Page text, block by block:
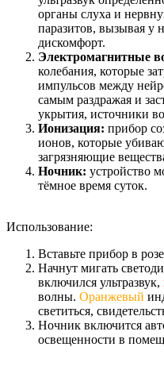
органы слуха и
паразитов, вызывая у
дискомфорт.
Электромагнитные
колебания, которые
импульсов между
самым раздражая и
укрытия, источники
Ионизация: прибор
ионов, которые
загрязняющие
Ночник: устройство
тёмное время суток.
Использование:
Вставьте прибор в
Начнут мигать
включился ультразвук,
волны. Оранжевый
светиться,
Ночник включится
освещенности в